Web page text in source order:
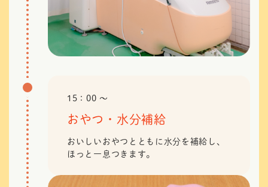
15：00 〜
おやつ・水分補給
おいしいおやつとともに水分を補給し、
ほっと一息つきます。